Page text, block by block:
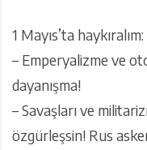
1 Mayıs’ta haykıralım:
– Emperyalizme ve
dayanışma!
– Savaşları ve
özgürleşsin! Rus